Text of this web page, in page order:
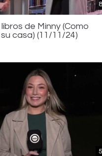
de Minny (Como
casa) (11/11/24)